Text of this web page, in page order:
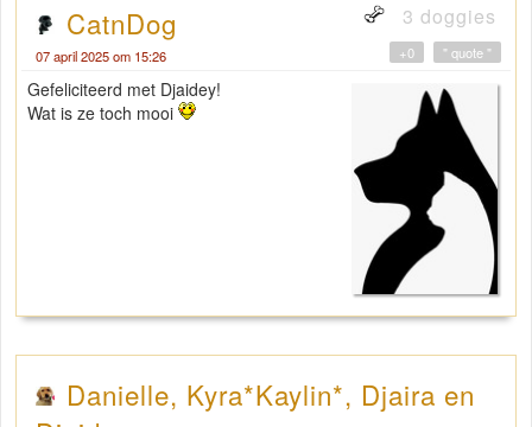
CatnDog 3 doggies
07 april 2025 om 15:26 " quote "
+0
Gefeliciteerd met Djaidey!
Wat is ze toch mooi
Danielle, Kyra*Kaylin*, Djaira en